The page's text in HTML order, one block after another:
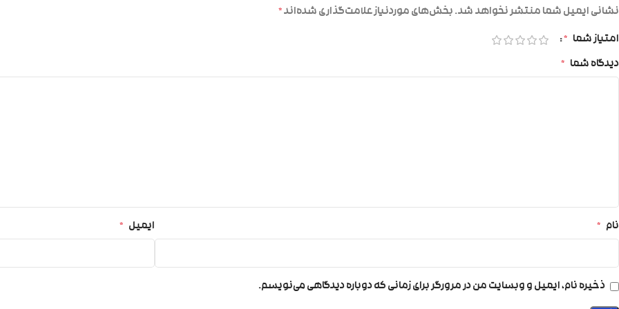
نشانی ایمیل شما منتشر نخواهد شد.بخش‌های موردنیاز علامت‌گذاری شده‌اند*
امتیاز شما *
دیدگاه شما *
نام * ایمیل *
ذخیره نام، ایمیل و وبسایت من در مرورگر برای زمانی که دوباره دیدگاهی می‌نویسم.